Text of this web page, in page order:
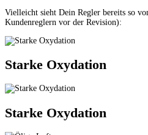
Vielleicht sieht Dein Regler bereits so
Kundenreglern vor der Revision):
Starke Oxydation
Starke Oxydation